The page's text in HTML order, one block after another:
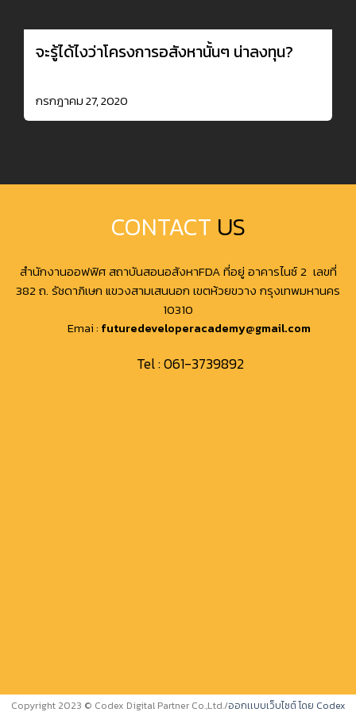
จะรู้ได้ไงว่าโครงการอสังหานั้นๆ น่าลงทุน?
กรกฎาคม 27, 2020
CONTACT US
สำนักงานออฟฟิศ สถาบันสอนอสังหาFDA ที่อยู่ อาคารไนซ์ 2 เลขที่
382 ถ. รัชดาภิเษก แขวงสามเสนนอก เขตห้วยขวาง กรุงเทพมหานคร
10310
Emai : futuredeveloperacademy@gmail.com
Tel :061-3739892
Copyright 2023 © Codex Digital Partner Co.,Ltd./ออกเเบบเว็บไซต์ โดย Codex